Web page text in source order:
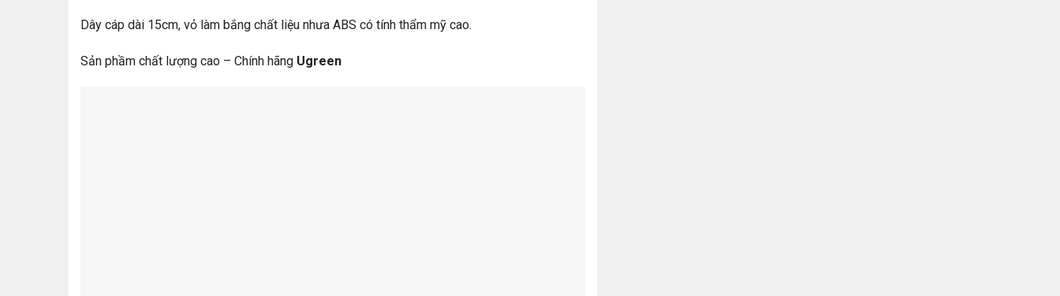
Dây cáp dài 15cm, vỏ làm bắng chất liệu nhưa ABS có tính thẩm mỹ cao.
Sản phầm chất lượng cao – Chính hãng Ugreen